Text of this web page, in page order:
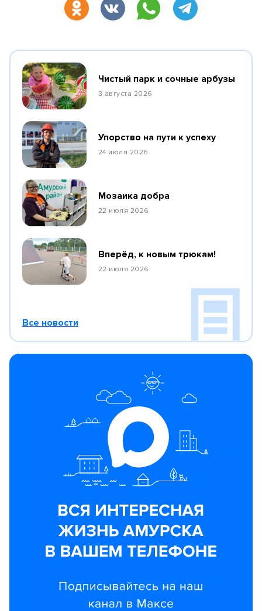
Чистый парк и сочные арбузы
3 августа 2026
Упорство на пути к успеху
24 июля 2026
Мозаика добра
22 июля 2026
Вперёд, к новым трюкам!
22 июля 2026
Все новости